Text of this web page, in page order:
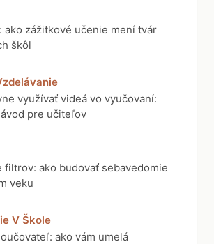
ako zážitkové učenie mení tvár
škôl
využívať videá vo vyučovaní:
pre učiteľov
filtrov: ako budovať sebavedomie
veku
V Škole
ako vám umelá